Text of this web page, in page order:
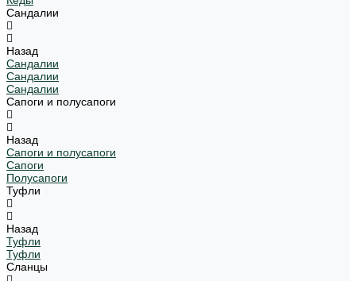
Сандалии
Назад
Сандалии
Сандалии
Сандалии
Сапоги и полусапоги
Назад
Сапоги и полусапоги
Сапоги
Полусапоги
Туфли
Назад
Туфли
Туфли
Сланцы